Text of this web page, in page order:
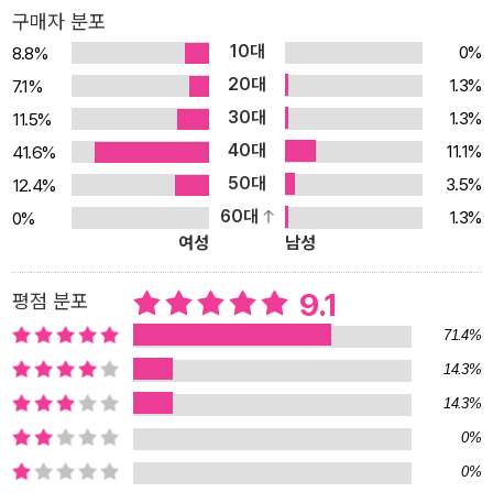
으로 담아낸 이 작품은, 각자의 몫으로 남겨진 아픔을 딛고 성장하는
소년들의 모습을 생생하게 그려내고 있다. 소설 속에는 마음의 상처
와 비밀을 지닌 네 명의 소년이 등장한다. 학교도 사는 곳도 꿈도 성격
도 가정환경도 제각각. “틈새. 우리 사이에는 그게 있다. 마치 이 분식
집처럼. 우리가 모일 수 있는 공통점이란 시간뿐이었다. 6시에서 7시
사이.” 이들에게 공통점이라곤 그저 “시간뿐”이지만, 감당하기 버거
운 문제를 홀로 짊어지고 있다는 점에서는 어딘지 닮은 구석이 있다.
불안한 속내를 감추기 위해 잔뜩 날이 선 모습도. 소년들은 ‘틈새’라고
부르는 분식집에서 우연히 만나 우여곡절을 겪으며 ‘시나브로’ 친구
가 되어간다. 소설은 친구의 죽음에 얽힌 비밀을 간직한 주인공 ‘무’의
시점으로 전개된다. 어디로 튈지 모르는 공처럼 불안하고 서툴기 짝
이 없는 ‘무’와 틈새 소년들의 이야기, 그리고 ‘무’의 과거를 둘러싼 의
외의 인물과 여러 사건들이 맞물리며 흥미롭게 펼쳐지는 이 소설은,
마지막에 이르러서는 가슴 먹먹한 감동을 자아낸다. 작가 특유의 절
제되고 흡입력 있는 문장과 속도감 넘치는 전개, 내면의 상처를 지닌
소년의 복잡한 심리를 섬세하고 밀도 있게 그려낸 점이 돋보이는 작
구매자 분포
8.8% 10대
0%
7.1%
20대
1.3%
11.5%
30대
1.3%
41.6%
40대
11.1%
12.4%
50대
3.5%
0%
60대
1.3%
여성
남성
평점 분포 9.1
71.4%
14.3%
14.3%
0%
0%